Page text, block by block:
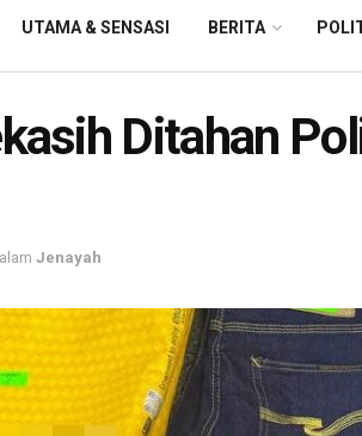
UTAMA & SENSASI BERITA
Ditahan
Jenayah